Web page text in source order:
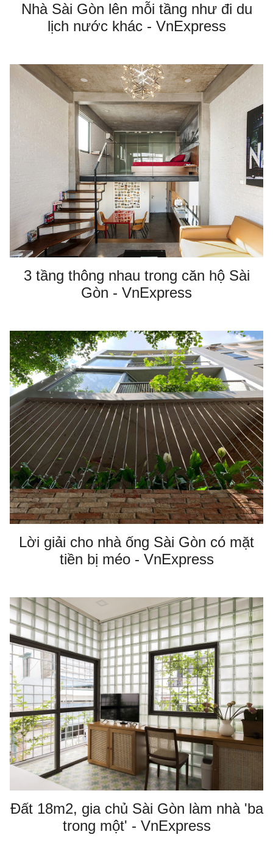
Nhà Sài Gòn lên mỗi tầng như đi du
lịch nước khác - VnExpress
3 tầng thông nhau trong căn hộ Sài
Gòn - VnExpress
Lời giải cho nhà ống Sài Gòn có mặt
tiền bị méo - VnExpress
Đất 18m2, gia chủ Sài Gòn làm nhà 'ba
trong một' - VnExpress